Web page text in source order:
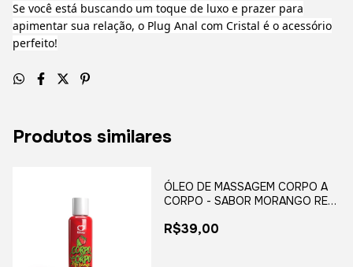
Se você está buscando um toque de luxo e prazer para
apimentar sua relação, o Plug Anal com Cristal é o acessório
perfeito!
Produtos similares
ÓLEO DE MASSAGEM CORPO A
CORPO - SABOR MORANGO REF:
R$39,00